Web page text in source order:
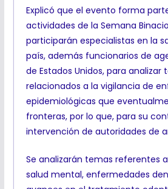
Explicó que el evento forma
actividades de la Semana
participarán especialistas en la
país, además funcionarios de
de Estados Unidos, para analizar
relacionados a la vigilancia de
epidemiológicas que
fronteras, por lo que, para su
intervención de autoridades de
Se analizarán temas referentes
salud mental, enfermedades